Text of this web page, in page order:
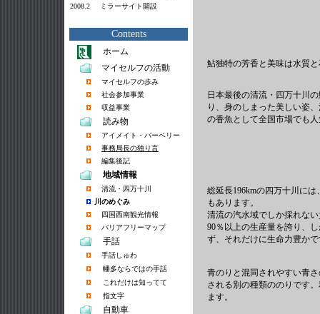
2008.2
ミラーサイト 開設
Contents
ホーム
マイセルフの活動
マイセルフの歩み
社会参加事業
収益事業
読み物
アイメイト・バーベリー
事務局長の独り言
編集後記
地域情報
清流・四万十川
川のめぐみ
四国西南観光情報
バリアフリーマップ
手話
手話しゅわ
幡多ならではの手話
これだけは知ってて
指文字
自動車
鮎独特の芳香と美味は水質
日本最後の清流・四万十川
り、身のしまった美しい姿
の香魚として全国市場でも
総延長196kmの四万十川に
もあります。
清流の汽水域でしか採れな
90％以上の生産量を誇り、
ず、それだけに生命力豊か
青のりと混同されやすい青
される別の種類ののりです
ます。